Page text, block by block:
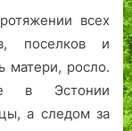
всех
поселков и
матери, росло.
в Эстонии
а следом за